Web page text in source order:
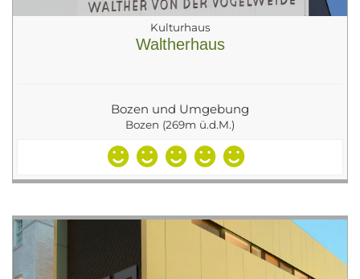
Kulturhaus
Waltherhaus
Bozen und Umgebung
Bozen (269m ü.d.M.)